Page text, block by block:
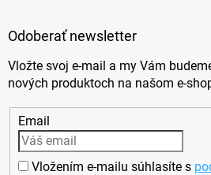
Odoberať newsletter
Vložte svoj e-mail a my Vám
nových produktoch na našom e-
Email
Vložením e-mailu súhlasíte s